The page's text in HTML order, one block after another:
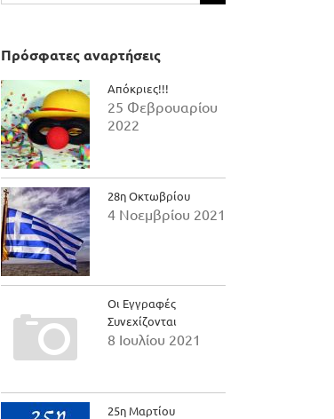
για:
Πρόσφατες αναρτήσεις
Απόκριες!!!
25 Φεβρουαρίου
2022
28η Οκτωβρίου
4 Νοεμβρίου 2021
Οι Εγγραφές
Συνεχίζονται
8 Ιουλίου 2021
25η Μαρτίου